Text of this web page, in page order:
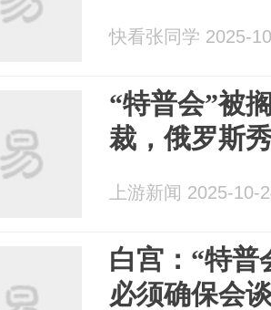
快看张同学 2025-
“特普会”被
裁，俄罗斯
上游新闻 2025-10-
白宫：“特普
必须确保会